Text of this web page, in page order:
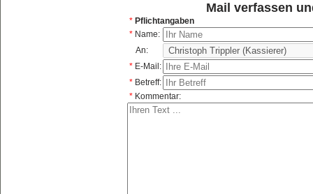
Mail verfassen
* Pflichtangaben
* Name:
An:
* E-Mail:
* Betreff:
* Kommentar: